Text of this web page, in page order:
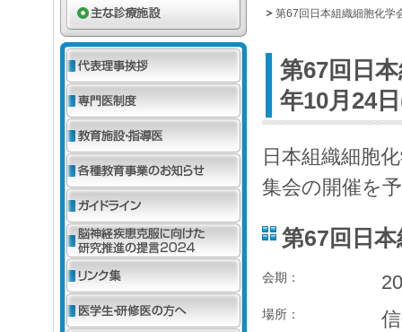
第67回日本組織細胞化学
第67回日
年10月24
日本組織細胞
集会の開催を
第67回日
会期：
場所：